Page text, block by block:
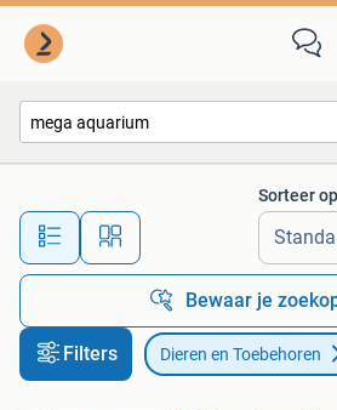
Alle afstanden…
Sorteer op
Bewaar je
Filters Dieren en Toebehoren